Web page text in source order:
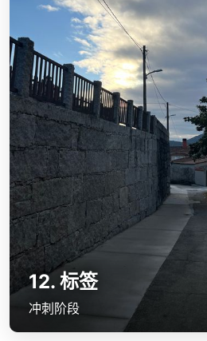
12. 标签
冲刺阶段